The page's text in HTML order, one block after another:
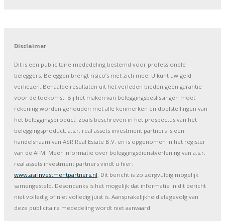
Disclaimer
Dit is een publicitaire mededeling bestemd voor professionele
beleggers. Beleggen brengt risico’s met zich mee. U kunt uw geld
verliezen. Behaalde resultaten uit het verleden bieden geen garantie
voor de toekomst. Bij het maken van beleggingsbeslissingen moet
rekening worden gehouden met alle kenmerken en doelstellingen van
het beleggingsproduct, zoals beschreven in het prospectus van het
beleggingsproduct. a.s.r. real assets investment partners is een
handelsnaam van ASR Real Estate B.V. en is opgenomen in het register
van de AFM. Meer informatie over beleggingsdienstverlening van a.s.r.
real assets investment partners vindt u hier:
www.asrinvestmentpartners.nl. Dit bericht is zo zorgvuldig mogelijk
samengesteld. Desondanks is het mogelijk dat informatie in dit bericht
niet volledig of niet volledig juist is. Aansprakelijkheid als gevolg van
deze publicitaire mededeling wordt niet aanvaard.